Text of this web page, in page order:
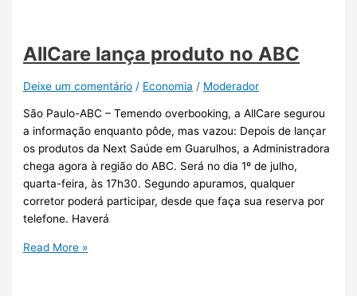
AllCare lança produto no ABC
Deixe um comentário / Economia / Moderador
São Paulo-ABC – Temendo overbooking, a AllCare segurou
a informação enquanto pôde, mas vazou: Depois de lançar
os produtos da Next Saúde em Guarulhos, a Administradora
chega agora à região do ABC. Será no dia 1º de julho,
quarta-feira, às 17h30. Segundo apuramos, qualquer
corretor poderá participar, desde que faça sua reserva por
telefone. Haverá
Read More »